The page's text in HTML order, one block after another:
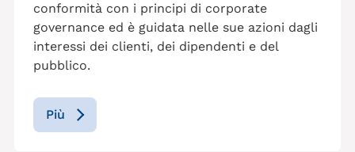
conformità con i principi di corporate
governance ed è guidata nelle sue azioni dagli
interessi dei clienti, dei dipendenti e del
pubblico.
Più